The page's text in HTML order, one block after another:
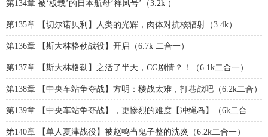
第134章 被‘板载’的日本航母‘祥凤号’（3.2k ）
第135章 【切尔诺贝利】人类的光辉，肉体对抗核辐射（3.4k）
第136章 【斯大林格勒战役】开启（6.7k 二合一）
第137章 【斯大林格勒】之活了半天，CG剧情？！（6.1k二合一）
第138章 【中央车站争夺战】方明：楼战太难，打巷战吧（6.2k二合）
第139章 【中央车站争夺战】，更惨烈的难度【冲绳岛】（6k二合
一）
第140章 【单人夏津战役】被赵鸣当鬼子整的沈炎（6.2k二合一）